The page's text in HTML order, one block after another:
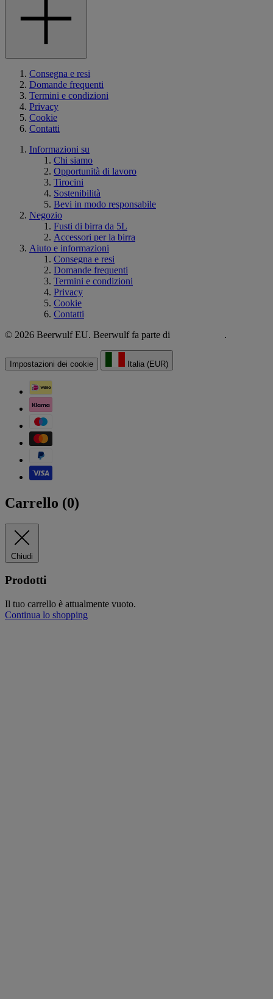
Consegna e resi
Domande frequenti
Termini e condizioni
Privacy
Cookie
Contatti
Informazioni su
Chi siamo
Opportunità di lavoro
Tirocini
Sostenibilità
Bevi in modo responsabile
Negozio
Fusti di birra da 5L
Accessori per la birra
Aiuto e informazioni
Consegna e resi
Domande frequenti
Termini e condizioni
Privacy
Cookie
Contatti
© 2026 Beerwulf EU. Beerwulf fa parte di
.
Impostazioni dei cookie Italia (EUR)
Carrello (0)
Chiudi
Prodotti
Il tuo carrello è attualmente vuoto.
Continua lo shopping